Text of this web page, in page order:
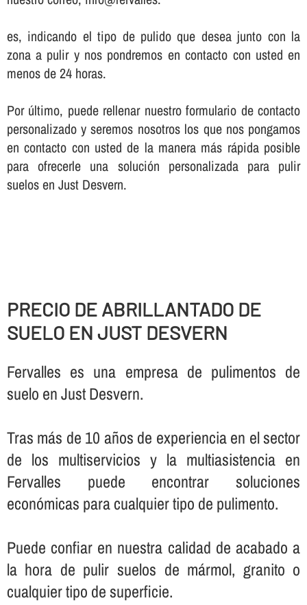
es, indicando el tipo de pulido que desea junto con la
zona a pulir y nos pondremos en contacto con usted en
menos de 24 horas.
Por último, puede rellenar nuestro formulario de contacto
personalizado y seremos nosotros los que nos pongamos
en contacto con usted de la manera más rápida posible
para ofrecerle una solución personalizada para pulir
suelos en Just Desvern.
PRECIO DE ABRILLANTADO DE
SUELO EN JUST DESVERN
Fervalles es una empresa de pulimentos de
suelo en Just Desvern.
Tras más de 10 años de experiencia en el sector
de los multiservicios y la multiasistencia en
Fervalles puede encontrar soluciones
económicas para cualquier tipo de pulimento.
Puede confiar en nuestra calidad de acabado a
la hora de pulir suelos de mármol, granito o
cualquier tipo de superficie.